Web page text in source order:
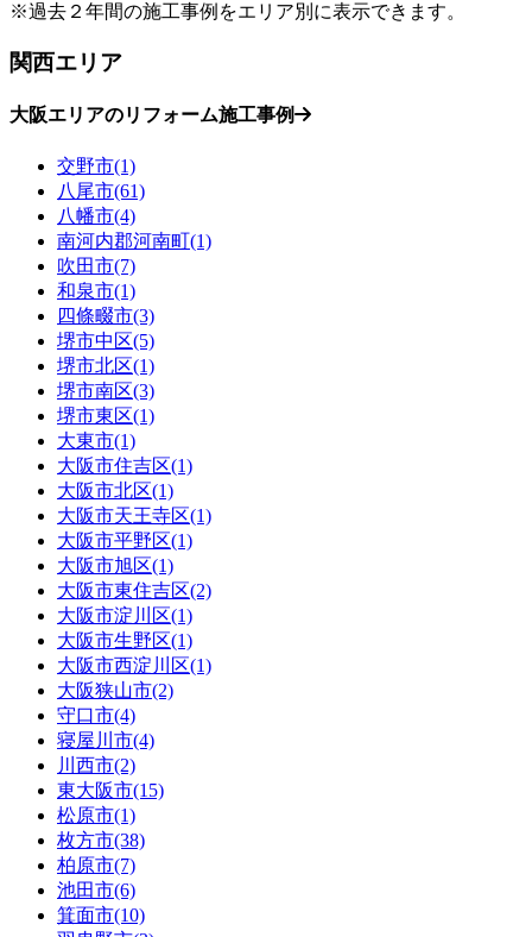
※過去２年間の施工事例をエリア別に表示できます。
関西エリア
大阪エリアのリフォーム施工事例
交野市(1)
八尾市(61)
八幡市(4)
南河内郡河南町(1)
吹田市(7)
和泉市(1)
四條畷市(3)
堺市中区(5)
堺市北区(1)
堺市南区(3)
堺市東区(1)
大東市(1)
大阪市住吉区(1)
大阪市北区(1)
大阪市天王寺区(1)
大阪市平野区(1)
大阪市旭区(1)
大阪市東住吉区(2)
大阪市淀川区(1)
大阪市生野区(1)
大阪市西淀川区(1)
大阪狭山市(2)
守口市(4)
寝屋川市(4)
川西市(2)
東大阪市(15)
松原市(1)
枚方市(38)
柏原市(7)
池田市(6)
箕面市(10)